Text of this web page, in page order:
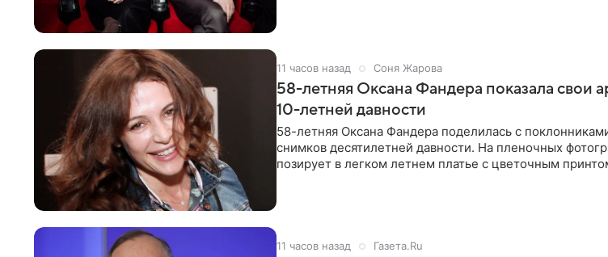
11 часов назад Соня Жарова
58-летняя Оксана Фандера показала свои
10-летней давности
58-летняя Оксана Фандера поделилась с
снимков десятилетней давности. На пленочных
позирует в легком летнем платье с цветочным
11 часов назад Газета.Ru